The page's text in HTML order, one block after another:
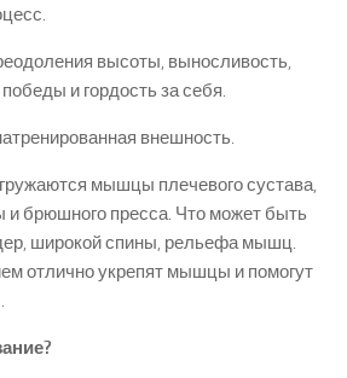
высоты, выносливость,
и гордость за себя.
внешность.
мышцы плечевого сустава,
и брюшного пресса. Что может быть
широкой спины, рельефа мышц.
отлично укрепят мышцы и помогут